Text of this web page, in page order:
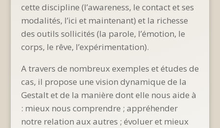
cette discipline (l’awareness, le contact et ses
modalités, l’ici et maintenant) et la richesse
des outils sollicités (la parole, l’émotion, le
corps, le rêve, l’expérimentation).
A travers de nombreux exemples et études de
cas, il propose une vision dynamique de la
Gestalt et de la manière dont elle nous aide à
: mieux nous comprendre ; appréhender
notre relation aux autres ; évoluer et mieux